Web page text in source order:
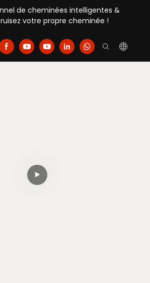
de cheminées intelligentes &
votre propre cheminée !